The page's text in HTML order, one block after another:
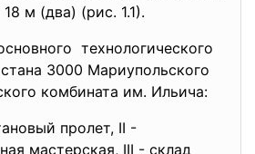
м (два) (рис. 1.1).
технологического
3000 Мариупольского
комбината им. Ильича:
пролет, II -
мастерская, III - склад